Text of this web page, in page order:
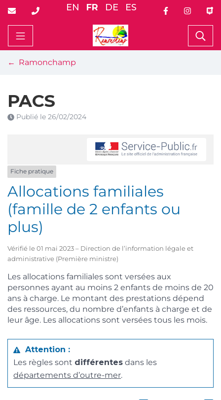
Aller
contenu
EN FR DE ES
Ramonchamp
Ramonchamp
PACS
Publié le 26/02/2024
Fiche pratique
Allocations familiales
(famille de 2 enfants ou
plus)
Vérifié le 01 mai 2023 – Direction de l’information légale et
administrative (Première ministre)
Les allocations familiales sont versées aux
personnes ayant au moins 2 enfants de moins de 20
ans à charge. Le montant des prestations dépend
des ressources, du nombre d’enfants à charge et de
leur âge. Les allocations sont versées tous les mois.
Attention :
Les règles sont différentes dans les
départements d’outre-mer.